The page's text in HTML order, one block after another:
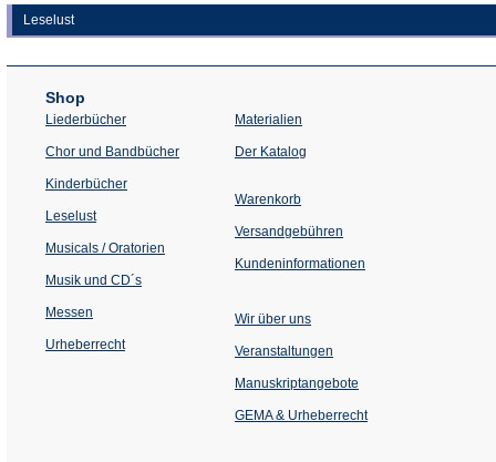
Leselust
Shop
Liederbücher
Chor und Bandbücher
Kinderbücher
Leselust
Musicals / Oratorien
Musik und CD´s
Messen
Urheberrecht
Materialien
Der Katalog
Warenkorb
Versandgebühren
Kundeninformationen
Wir über uns
Veranstaltungen
einem
Tab)
Manuskriptangebote
GEMA & Urheberrecht